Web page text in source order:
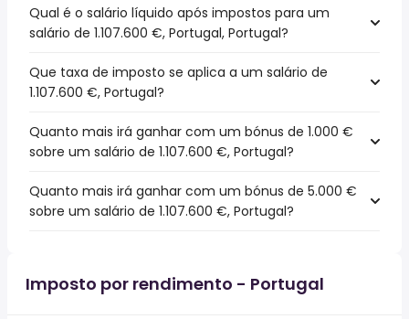
Qual é o salário líquido após impostos para um
salário de 1.107.600 €, Portugal, Portugal?
Que taxa de imposto se aplica a um salário de
1.107.600 €, Portugal?
Quanto mais irá ganhar com um bónus de 1.000 €
sobre um salário de 1.107.600 €, Portugal?
Quanto mais irá ganhar com um bónus de 5.000 €
sobre um salário de 1.107.600 €, Portugal?
Imposto por rendimento - Portugal